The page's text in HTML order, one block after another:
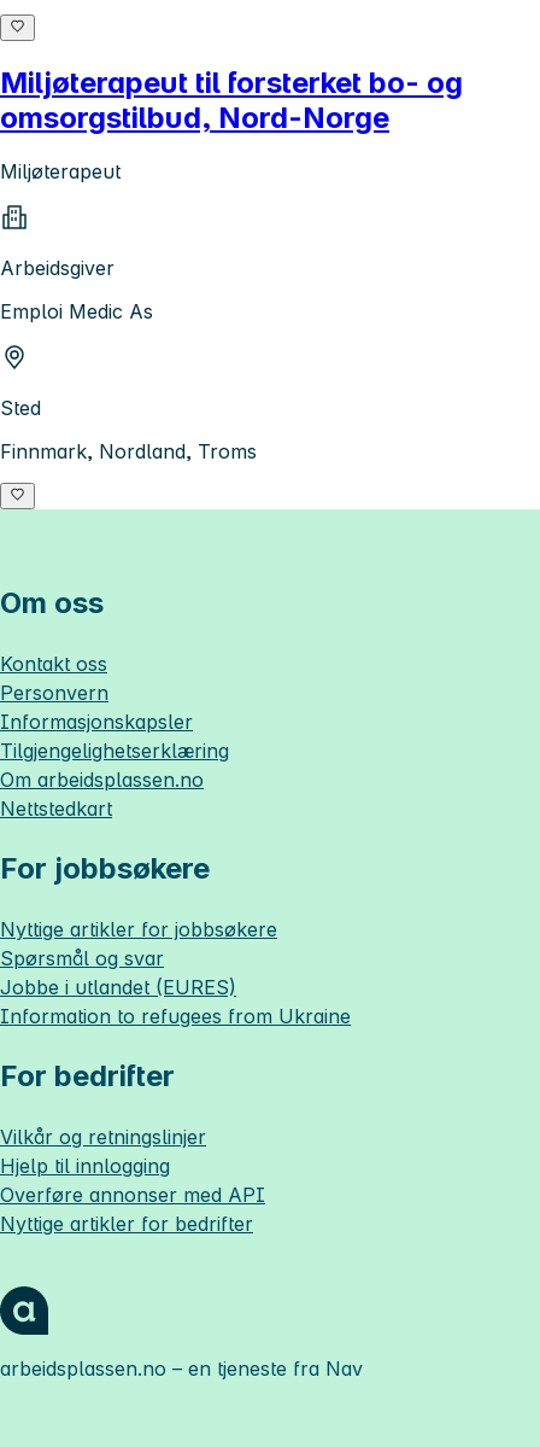
Miljøterapeut til forsterket bo- og
omsorgstilbud, Nord-Norge
Miljøterapeut
Arbeidsgiver
Emploi Medic As
Sted
Finnmark, Nordland, Troms
Om oss
Kontakt oss
Personvern
Informasjonskapsler
Tilgjengelighetserklæring
Om arbeidsplassen.no
Nettstedkart
For jobbsøkere
Nyttige artikler for jobbsøkere
Spørsmål og svar
Jobbe i utlandet (EURES)
Information to refugees from Ukraine
For bedrifter
Vilkår og retningslinjer
Hjelp til innlogging
Overføre annonser med API
Nyttige artikler for bedrifter
arbeidsplassen.no – en tjeneste fra Nav